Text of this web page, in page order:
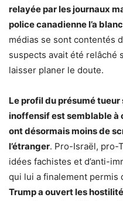
relayée par les journaux
police canadienne l’a
médias se sont contentés
suspects avait été relâché
laisser planer le doute.
Le profil du présumé tueur
inoffensif est semblable à
ont désormais moins de
l’étranger. Pro-Israël, pro-
idées fachistes et d’anti-
qui lui a finalement permis
Trump a ouvert les